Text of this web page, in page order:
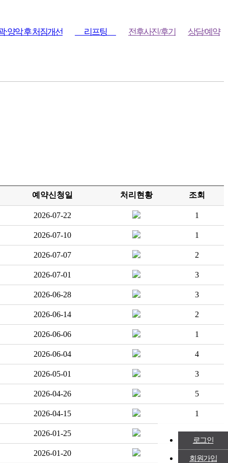
로그인
회원가입
·양악 후 처짐개선 리프팅 전후사진/후기 상담/예약
예약신청일 처리현황 조회
2026-07-22 1
2026-07-10 1
2026-07-07 2
2026-07-01 3
2026-06-28 3
2026-06-14 2
2026-06-06 1
2026-06-04 4
2026-05-01 3
2026-04-26 5
2026-04-15 1
2026-01-25 5
2026-01-20 7